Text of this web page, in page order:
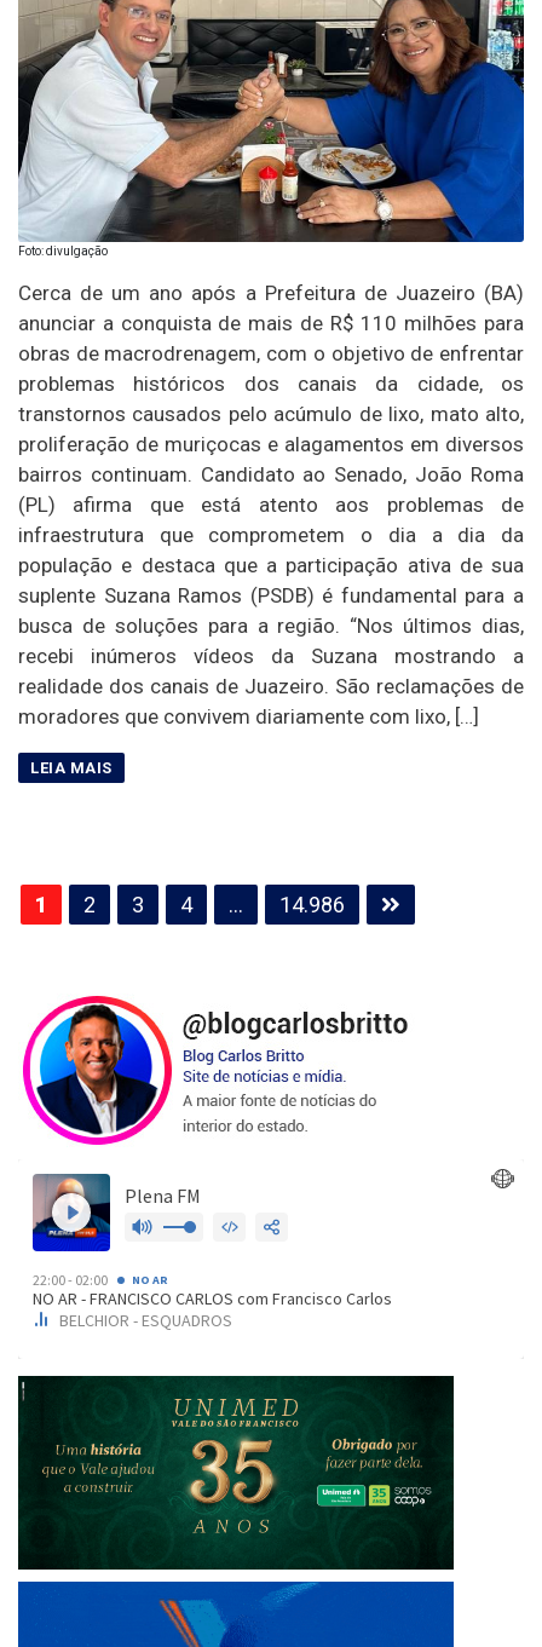
Foto: divulgação
Cerca de um ano após a Prefeitura de Juazeiro (BA)
anunciar a conquista de mais de R$ 110 milhões para
obras de macrodrenagem, com o objetivo de enfrentar
problemas históricos dos canais da cidade, os
transtornos causados pelo acúmulo de lixo, mato alto,
proliferação de muriçocas e alagamentos em diversos
bairros continuam. Candidato ao Senado, João Roma
(PL) afirma que está atento aos problemas de
infraestrutura que comprometem o dia a dia da
população e destaca que a participação ativa de sua
suplente Suzana Ramos (PSDB) é fundamental para a
busca de soluções para a região. “Nos últimos dias,
recebi inúmeros vídeos da Suzana mostrando a
realidade dos canais de Juazeiro. São reclamações de
moradores que convivem diariamente com lixo, […]
Paginação
de
1 2 3 4 … 14.986